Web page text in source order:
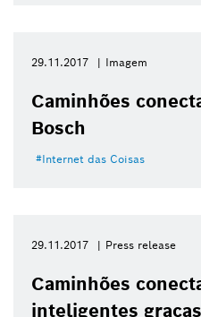
29.11.2017 Imagem
Caminhões
Bosch
Internet das Coisas
29.11.2017 Press release
Caminhões
inteligentes